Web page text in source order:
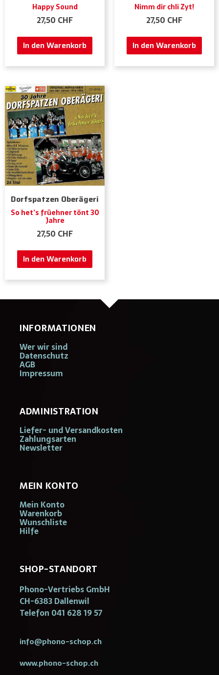
Happy Sound
27,50 CHF
In den Warenkorb
Nimm dir chli Zyt!
27,50 CHF
In den Warenkorb
Dorfspatzen Oberägeri
So het’s früehner tönt 30
Jahre
27,50 CHF
In den Warenkorb
INFORMATIONEN
Wer wir sind
Datenschutz
AGB
Impressum
ADMINISTRATION
Liefer- und Versandkosten
Zahlungsarten
Newsletter
MEIN KONTO
Mein Konto
Warenkorb
Wunschliste
Hilfe
SHOP-STANDORT
Phono-Vertriebs GmbH
CH-6383 Dallenwil
Telefon 041 628 19 57
info@phono-schop.ch
www.phono-schop.ch